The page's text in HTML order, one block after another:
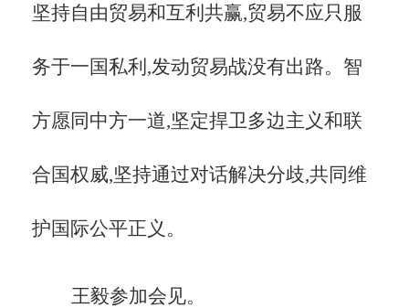
坚持自由贸易和互利共赢,贸易不应只服
务于一国私利,发动贸易战没有出路。智
方愿同中方一道,坚定捍卫多边主义和联
合国权威,坚持通过对话解决分歧,共同维
护国际公平正义。
王毅参加会见。